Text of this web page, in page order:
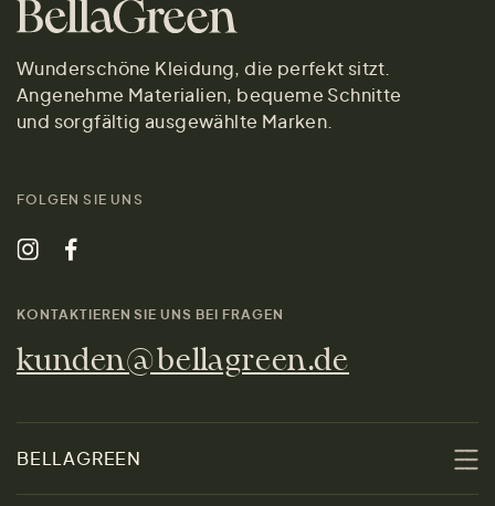
Wunderschöne Kleidung, die perfekt sitzt.
Angenehme Materialien, bequeme Schnitte
und sorgfältig ausgewählte Marken.
FOLGEN SIE UNS
KONTAKTIEREN SIE UNS BEI FRAGEN
kunden@bellagreen.de
BELLAGREEN